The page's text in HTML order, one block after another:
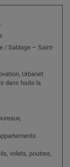
/ Sablage – Saint-
Urbanet
dans toute la
volets, poutres,